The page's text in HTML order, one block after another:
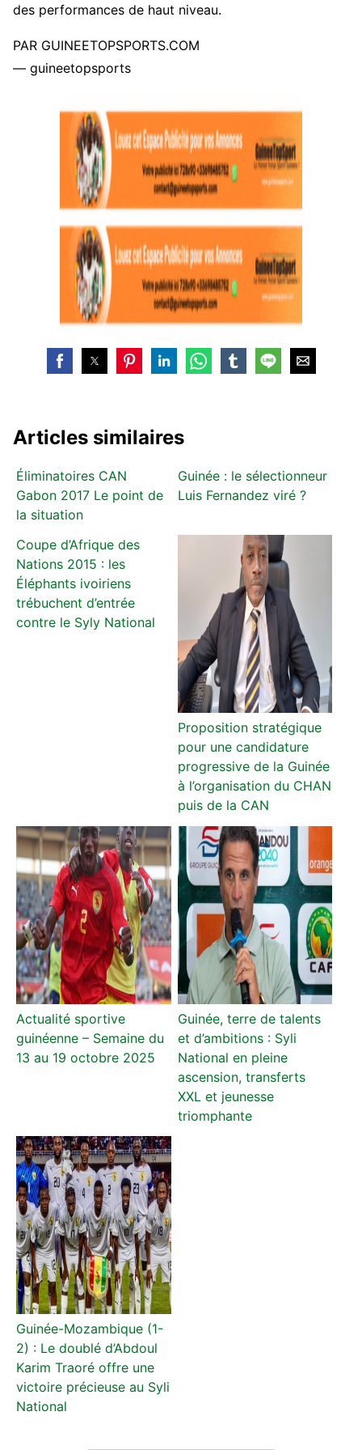
des performances de haut niveau.
PAR GUINEETOPSPORTS.COM
— guineetopsports
Articles similaires
Éliminatoires CAN
Gabon 2017 Le point de
la situation
Guinée : le sélectionneur
Luis Fernandez viré ?
Coupe d’Afrique des
Nations 2015 : les
Éléphants ivoiriens
trébuchent d’entrée
contre le Syly National
Proposition stratégique
pour une candidature
progressive de la Guinée
à l’organisation du CHAN
puis de la CAN
Actualité sportive
guinéenne – Semaine du
13 au 19 octobre 2025
Guinée, terre de talents
et d’ambitions : Syli
National en pleine
ascension, transferts
XXL et jeunesse
triomphante
Guinée-Mozambique (1-
2) : Le doublé d’Abdoul
Karim Traoré offre une
victoire précieuse au Syli
National